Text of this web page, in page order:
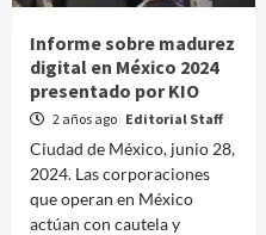
Informe sobre madurez
digital en México 2024
presentado por KIO
2 años ago Editorial Staff
Ciudad de México, junio 28,
2024. Las corporaciones
que operan en México
actúan con cautela y